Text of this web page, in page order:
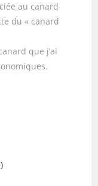
au canard
du « canard
que j’ai